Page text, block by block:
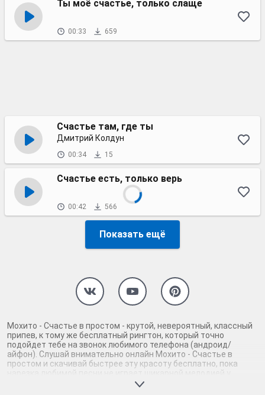
Ты моё счастье, только слаще
00:33 659
Счастье там, где ты
Дмитрий Колдун
00:34 15
Счастье есть, только верь
00:42 566
Показать ещё
Мохито - Счастье в простом - крутой, невероятный, классный
припев, к тому же бесплатный рингтон, который точно
подойдет тебе на звонок любимого телефона (андроид/
айфон). Слушай внимательно онлайн Мохито - Счастье в
простом и скачивай быстрее эту красоту бесплатно, пока
нарезка любимой песни не играет шикарной мелодией у
каждого второго на звонке. Будь первым, кто скачает